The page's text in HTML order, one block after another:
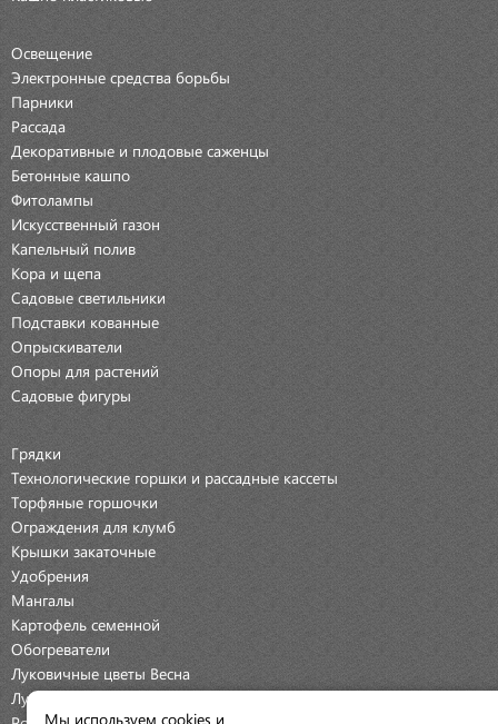
Освещение
Электронные средства борьбы
Парники
Рассада
Декоративные и плодовые саженцы
Бетонные кашпо
Фитолампы
Искусственный газон
Капельный полив
Кора и щепа
Садовые светильники
Подставки кованные
Опрыскиватели
Опоры для растений
Садовые фигуры
Грядки
Технологические горшки и рассадные кассеты
Торфяные горшочки
Ограждения для клумб
Крышки закаточные
Удобрения
Мангалы
Картофель семенной
Обогреватели
Луковичные цветы Весна
Луковичные цветы Осень
Розы Мы используем cookies и